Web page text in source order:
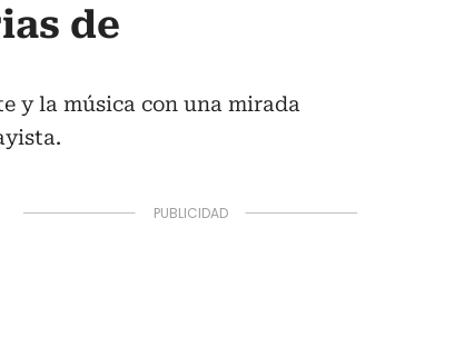
de
y la música con una mirada